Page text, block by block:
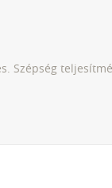
Szépség